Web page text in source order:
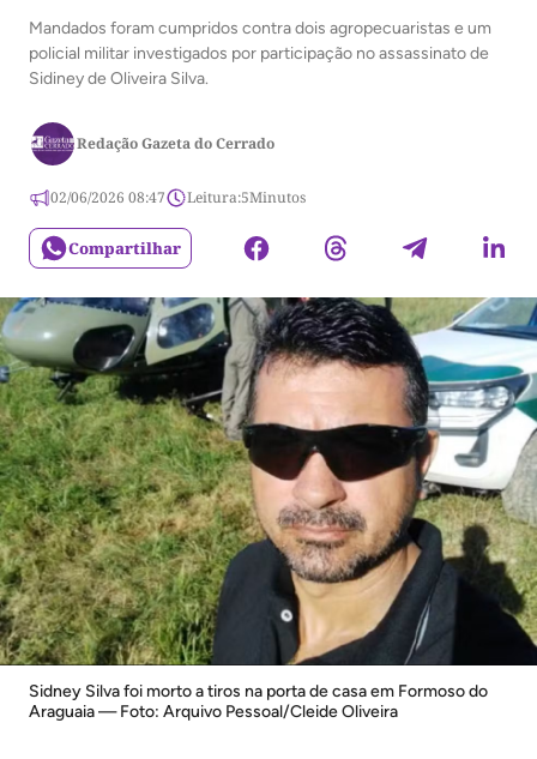
Mandados foram cumpridos contra dois agropecuaristas e um
policial militar investigados por participação no assassinato de
Sidiney de Oliveira Silva.
Redação Gazeta do Cerrado
02/06/2026 08:47 Leitura:5Minutos
Compartilhar
Sidney Silva foi morto a tiros na porta de casa em Formoso do
Araguaia — Foto: Arquivo Pessoal/Cleide Oliveira